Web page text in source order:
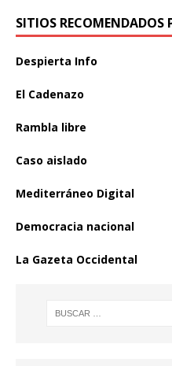
SITIOS RECOMENDADOS
Despierta Info
El Cadenazo
Rambla libre
Caso aislado
Mediterráneo Digital
Democracia nacional
La Gazeta Occidental